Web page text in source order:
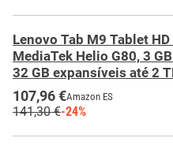
Lenovo Tab M9 Tablet HD
MediaTek Helio G80, 3
32 GB expansíveis até 2
107,96 €Amazon ES
141,30 €-24%